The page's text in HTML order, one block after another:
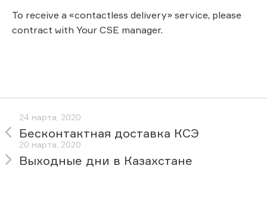
To receive a «contactless delivery» service, please
contract with Your CSE manager.
24 марта, 2020
Бесконтактная доставка КСЭ
20 марта, 2020
Выходные дни в Казахстане